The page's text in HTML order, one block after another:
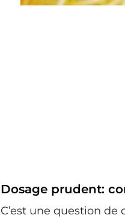
Dosage prudent:
C’est une question